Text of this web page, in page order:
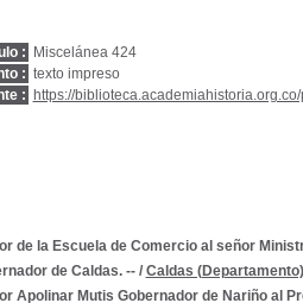
:
Miscelánea 424
: texto impreso
:
https://
de la Escuela de Comercio al señor
de Caldas. --/ Caldas
Apolinar Mutis Gobernador de Nariño al